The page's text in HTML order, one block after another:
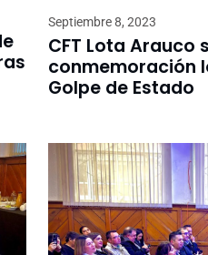
Septiembre 8, 2023
CFT Lota Arauco
conmemoración
Golpe de Estado